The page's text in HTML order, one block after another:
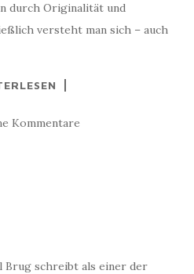
durch Originalität und
versteht man sich – auch
Kommentare
Brug schreibt als einer der